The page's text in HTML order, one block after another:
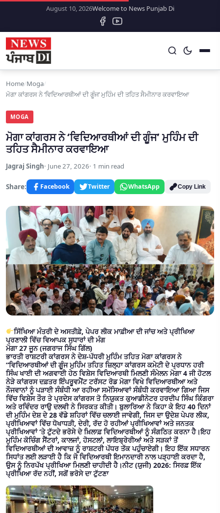
August 10, 2026Welcome to News Punjab Di
Home/Moga/
ਮੋਗਾ ਕਾਂਗਰਸ ਨੇ ‘ਵਿਦਿਆਰਥੀਆਂ ਦੀ ਗੂੰਜ’ ਮੁਹਿੰਮ ਦੀ ਤਹਿਤ ਸੈਮੀਨਾਰ ਕਰਵਾਇਆ
MOGA
ਮੋਗਾ ਕਾਂਗਰਸ ਨੇ ‘ਵਿਦਿਆਰਥੀਆਂ ਦੀ ਗੂੰਜ’ ਮੁਹਿੰਮ ਦੀ
ਤਹਿਤ ਸੈਮੀਨਾਰ ਕਰਵਾਇਆ
Jagraj Singh June 27, 2026 1 min read
Share: Facebook Twitter WhatsApp Copy Link
ਸਿੱਖਿਆ ਮੰਤਰੀ ਦੇ ਅਸਤੀਫ਼ੇ, ਪੇਪਰ ਲੀਕ ਮਾਫ਼ੀਆ ਦੀ ਜਾਂਚ ਅਤੇ ਪ੍ਰੀਖਿਆ
ਪ੍ਰਣਾਲੀ ਵਿੱਚ ਵਿਆਪਕ ਸੁਧਾਰਾਂ ਦੀ ਮੰਗ
ਮੋਗਾ 27 ਜੂਨ (ਜਗਰਾਜ ਸਿੰਘ ਗਿੱਲ)
ਭਾਰਤੀ ਰਾਸ਼ਟਰੀ ਕਾਂਗਰਸ ਨੇ ਦੇਸ਼-ਪੱਧਰੀ ਮੁਹਿੰਮ ਤਹਿਤ ਮੋਗਾ ਕਾਂਗਰਸ ਨੇ
“ਵਿਦਿਆਰਥੀਆਂ ਦੀ ਗੂੰਜ ਮੁਹਿੰਮ ਤਹਿਤ ਜ਼ਿਲ੍ਹਾ ਕਾਂਗਰਸ ਕਮੇਟੀ ਦੇ ਪ੍ਰਧਾਨ ਹਰੀ
ਸਿੰਘ ਖਾਈ ਦੀ ਅਗਵਾਈ ਹੇਠ ਵਿਸ਼ੇਸ ਵਿਦਿਆਰਥੀ ਮਿਲਣੀ ਸੰਮੇਲਨ ਮੋਗਾ 4 ਜੀ ਹੋਟਲ
ਨੇੜੇ ਕਾਂਗਰਸ ਦਫ਼ਤਰ ਇੰਪਰੂਵਮੈਂਟ ਟਰੱਸਟ ਰੋਡ ਮੋਗਾ ਵਿਖੇ ਵਿਦਿਆਰਥੀਆ ਅਤੇ
ਨੌਜਵਾਨਾਂ ਨੂੰ ਪੜਾਈ ਸੰਬੰਧੀ ਆ ਰਹੀਆ ਸਮੱਸਿਆਵਾਂ ਸੰਬੰਧੀ ਕਰਵਾਇਆ ਗਿਆ ਜਿਸ
ਵਿੱਚ ਵਿਸ਼ੇਸ ਤੌਰ ਤੇ ਪ੍ਰਦੇਸ ਕਾਂਗਰਸ ਤੋ ਨਿਯੁਕਤ ਕੁਆਡੀਨੇਟਰ ਹਰਦੀਪ ਸਿੰਘ ਕਿੰਗਰਾ
ਅਤੇ ਰਵਿੰਦਰ ਰਾਉ ਦਲਵੀ ਨੇ ਸਿਰਕਤ ਕੀਤੀ। ਬੁਲਾਰਿਆ ਨੇ ਕਿਹਾ ਕੇ ਇਹ 40 ਦਿਨਾਂ
ਦੀ ਮੁਹਿੰਮ ਦੇਸ਼ ਦੇ 28 ਵੱਡੇ ਸ਼ਹਿਰਾਂ ਵਿੱਚ ਚਲਾਈ ਜਾਵੇਗੀ, ਜਿਸ ਦਾ ਉਦੇਸ਼ ਪੇਪਰ ਲੀਕ,
ਪ੍ਰੀਖਿਆਵਾਂ ਵਿੱਚ ਧੋਖਾਧੜੀ, ਦੇਰੀ, ਰੱਦ ਹੋ ਰਹੀਆਂ ਪ੍ਰੀਖਿਆਵਾਂ ਅਤੇ ਜਨਤਕ
ਪ੍ਰੀਖਿਆਵਾਂ ‘ਤੇ ਟੁੱਟਦੇ ਭਰੋਸੇ ਦੇ ਖ਼ਿਲਾਫ਼ ਵਿਦਿਆਰਥੀਆਂ ਨੂੰ ਸੰਗਠਿਤ ਕਰਨਾ ਹੈ।ਇਹ
ਮੁਹਿੰਮ ਕੋਚਿੰਗ ਸੈਂਟਰਾਂ, ਕਾਲਜਾਂ, ਹੋਸਟਲਾਂ, ਲਾਇਬ੍ਰੇਰੀਆਂ ਅਤੇ ਸੜਕਾਂ ਤੋਂ
ਵਿਦਿਆਰਥੀਆਂ ਦੀ ਆਵਾਜ਼ ਨੂੰ ਰਾਸ਼ਟਰੀ ਪੱਧਰ ਤੱਕ ਪਹੁੰਚਾਏਗੀ। ਇਹ ਇੱਕ ਸਧਾਰਨ
ਸਿਧਾਂਤ ਲਈ ਲੜਾਈ ਹੈ ਕਿ ਜੋ ਵਿਦਿਆਰਥੀ ਇਮਾਨਦਾਰੀ ਨਾਲ ਪੜ੍ਹਾਈ ਕਰਦਾ ਹੈ,
ਉਸ ਨੂੰ ਨਿਰਪੱਖ ਪ੍ਰੀਖਿਆ ਮਿਲਣੀ ਚਾਹੀਦੀ ਹੈ।ਨੀਟ (ਯੁਜੀ) 2026: ਸਿਰਫ਼ ਇੱਕ
ਪ੍ਰੀਖਿਆ ਰੱਦ ਨਹੀਂ, ਸਗੋਂ ਭਰੋਸੇ ਦਾ ਟੁੱਟਣਾ